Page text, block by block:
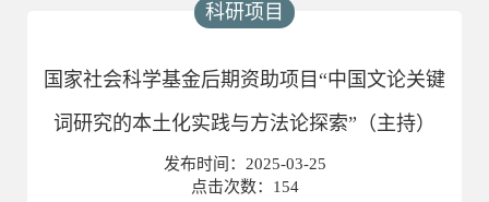
科研项目
国家社会科学基金后期资助项目“中国文论关键
词研究的本土化实践与方法论探索”（主持）
发布时间： 2025-03-25
点击次数： 154